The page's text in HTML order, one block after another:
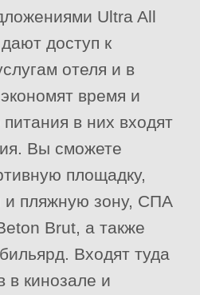
Ultra All
доступ к
отеля и в
время и
в них входят
Вы сможете
площадку,
и пляжную зону, СПА
Brut, а также
Входят туда
в кинозале и